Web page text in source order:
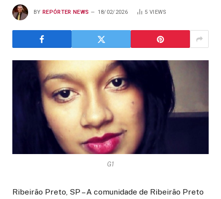
BY REPÓRTER NEWS 18/02/2026 5 VIEWS
G1
Ribeirão Preto, SP – A comunidade de Ribeirão Preto